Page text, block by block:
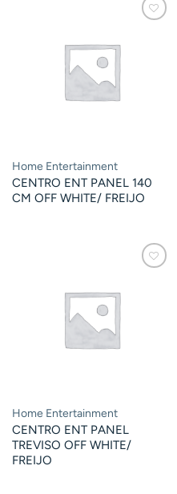
Home Entertainment
CENTRO ENT PANEL 140
CM OFF WHITE/ FREIJO
Home Entertainment
CENTRO ENT PANEL
TREVISO OFF WHITE/
FREIJO